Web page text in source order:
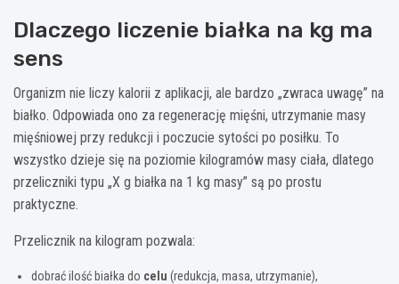
Dlaczego liczenie białka na kg ma
sens
Organizm nie liczy kalorii z aplikacji, ale bardzo „zwra­ca uwagę” na
białko. Odpowiada ono za regenerację mięśni, utrzymanie masy
mięśniowej przy redukcji i poczucie sytości po posiłku. To
wszystko dzieje się na poziomie kilogramów masy ciała, dlatego
przeliczniki typu „X g białka na 1 kg masy” są po prostu
praktyczne.
Przelicznik na kilogram pozwala:
dobrać ilość białka do celu (redukcja, masa, utrzymanie),